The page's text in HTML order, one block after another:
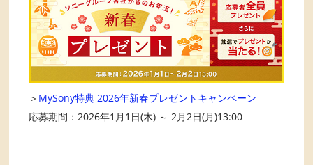
＞ MySony特典 2026年新春プレゼントキャンペーン
応募期間：2026年1月1日(木) ～ 2月2日(月)13:00